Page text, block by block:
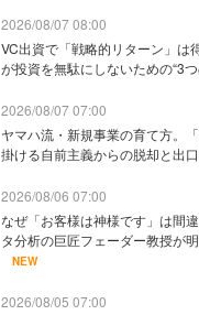
2026/08/07 08:00
VC出資で「戦略的リターン」は
が投資を無駄にしないための“3
2026/08/07 07:00
ヤマハ流・新規事業の育て方。
掛ける自前主義からの脱却と出
2026/08/06 07:00
なぜ「お客様は神様です」は間
タ分析の巨匠フェーダー教授が
NEW
2026/08/05 07:00